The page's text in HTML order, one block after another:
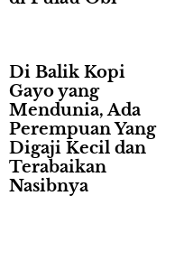
Di Balik Kopi
Gayo yang
Mendunia, Ada
Perempuan Yang
Digaji Kecil dan
Terabaikan
Nasibnya